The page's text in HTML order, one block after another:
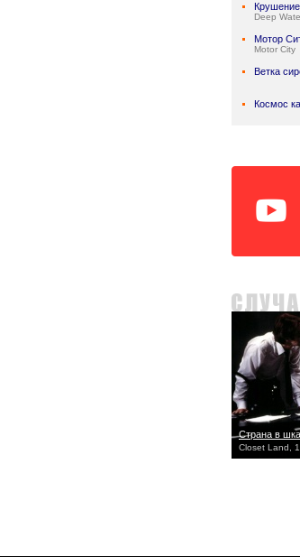
Deep
Мотор
Motor City
Ветка
Космос
Страна в
Closet Land,